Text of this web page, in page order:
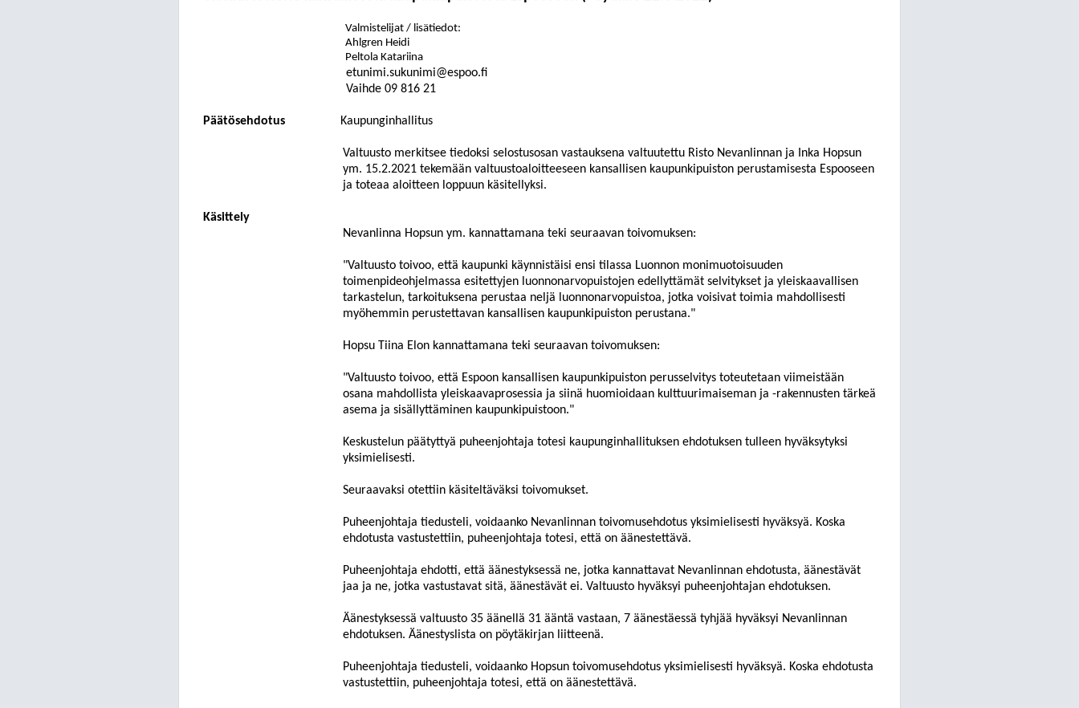
Valmistelijat / lisätiedot:
Ahlgren Heidi
Peltola Katariina
etunimi.sukunimi@espoo.fi
Vaihde 09 816 21
Päätösehdotus Kaupunginhallitus
Valtuusto merkitsee tiedoksi selostusosan vastauksena valtuutettu Risto Nevanlinnan ja Inka Hopsun
ym. 15.2.2021 tekemään valtuustoaloitteeseen kansallisen kaupunkipuiston perustamisesta Espooseen
ja toteaa aloitteen loppuun käsitellyksi.
Käsittely
Nevanlinna Hopsunym. kannattamana teki seuraavan toivomuksen:
"Valtuusto toivoo, että kaupunki käynnistäisi ensi tilassa Luonnon monimuotoisuuden
toimenpideohjelmassa esitettyjen luonnonarvopuistojen edellyttämät selvitykset ja yleiskaavallisen
tarkastelun, tarkoituksena perustaa neljä luonnonarvopuistoa, jotka voisivat toimia mahdollisesti
myöhemmin perustettavan kansallisen kaupunkipuiston perustana."
Hopsu Tiina Elon kannattamana teki seuraavan toivomuksen:
"Valtuusto toivoo, että Espoon kansallisen kaupunkipuiston perusselvitys toteutetaan viimeistään
osana mahdollista yleiskaavaprosessia ja siinä huomioidaan kulttuurimaiseman ja -rakennusten tärkeä
asema ja sisällyttäminen kaupunkipuistoon."
Keskustelun päätyttyä puheenjohtaja totesi kaupunginhallituksen ehdotuksen tulleen hyväksytyksi
yksimielisesti.
Seuraavaksi otettiin käsiteltäväksi toivomukset.
Puheenjohtaja tiedusteli, voidaankoNevanlinnan toivomusehdotus yksimielisesti hyväksyä. Koska
ehdotusta vastustettiin, puheenjohtaja totesi, että on äänestettävä.
Puheenjohtaja ehdotti, että äänestyksessä ne, jotka kannattavat Nevanlinnan ehdotusta, äänestävät
jaa ja ne, jotka vastustavatsitä, äänestävät ei. Valtuusto hyväksyi puheenjohtajan ehdotuksen.
Äänestyksessä valtuusto35äänellä 31ääntä vastaan, 7äänestäessä tyhjää hyväksyi Nevanlinnan
ehdotuksen. Äänestyslista on pöytäkirjan liitteenä.
Puheenjohtaja tiedusteli, voidaanko Hopsuntoivomusehdotus yksimielisesti hyväksyä. Koska ehdotusta
vastustettiin, puheenjohtaja totesi, että on äänestettävä.